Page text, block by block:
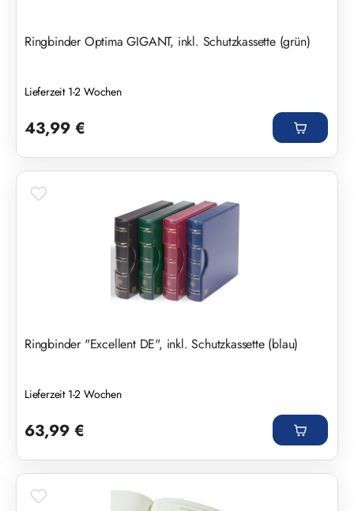
Ringbinder Optima GIGANT, inkl. Schutzkassette (grün)
Lieferzeit 1-2 Wochen
43,99 €
Ringbinder "Excellent DE", inkl. Schutzkassette (blau)
Lieferzeit 1-2 Wochen
63,99 €